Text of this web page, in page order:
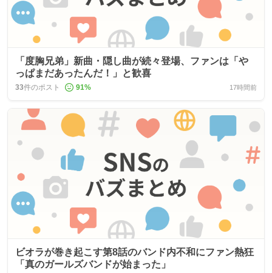
「度胸兄弟」新曲・隠し曲が続々登場、ファンは「や
っぱまだあったんだ！」と歓喜
33件のポスト 91% 17時間前
ビオラが巻き起こす第8話のバンド内不和にファン熱狂
「真のガールズバンドが始まった」